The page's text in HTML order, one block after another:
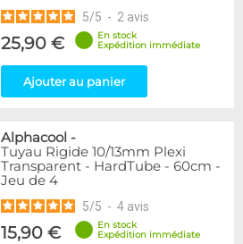
5/5 - 2 avis
25,90 €
En stock
Expédition immédiate
Ajouter au panier
Alphacool -
Tuyau Rigide 10/13mm Plexi
Transparent - HardTube - 60cm -
Jeu de 4
5/5 - 4 avis
15,90 €
En stock
Expédition immédiate